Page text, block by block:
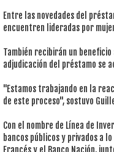
Entre las novedades del
encuentren lideradas por
También recibirán un
adjudicación del préstamo se
"Estamos trabajando en la
de este proceso", sostuvo
Con el nombre de Línea de
bancos públicos y privados a
Francés y el Banco Nación,